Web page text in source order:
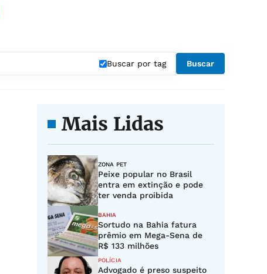
Buscar por tag Buscar
Mais Lidas
ZONA PET
Peixe popular no Brasil
entra em extinção e pode
ter venda proibida
BAHIA
Sortudo na Bahia fatura
prêmio em Mega-Sena de
R$ 133 milhões
POLÍCIA
Advogado é preso suspeito